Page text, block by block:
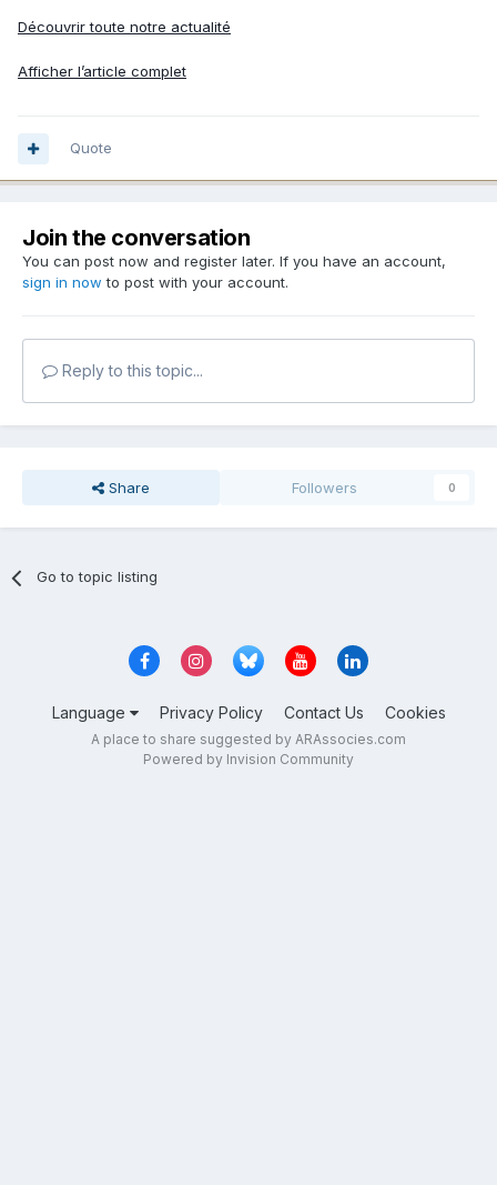
Découvrir toute notre actualité
Afficher l’article complet
Quote
Join the conversation
You can post now and register later. If you have an account,
sign in now to post with your account.
Reply to this topic...
Share Followers 0
Go to topic listing
Language Privacy Policy Contact Us Cookies
A place to share suggested by ARAssocies.com
Powered by Invision Community